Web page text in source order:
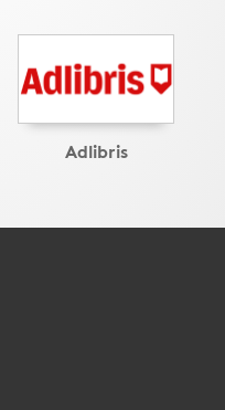
Adlibris